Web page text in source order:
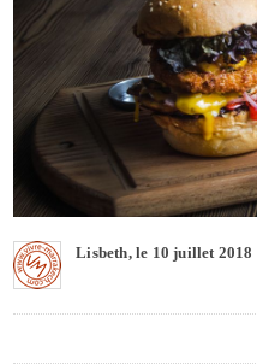
Lisbeth, le 10 juillet 2018